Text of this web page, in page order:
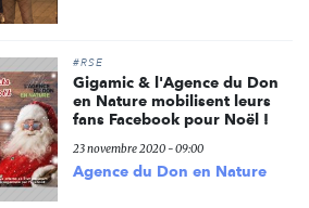
#RSE
Gigamic & l'Agence du Don
en Nature mobilisent leurs
fans Facebook pour Noël !
23 novembre 2020 - 09:00
Agence du Don en Nature